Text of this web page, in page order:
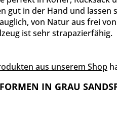
gut in der Hand und lassen
von Natur aus frei von
ist sehr strapazierfähig.
aus unserem Shop
IN GRAU